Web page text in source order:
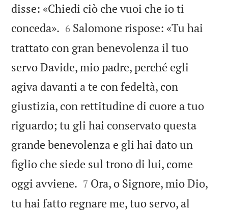
disse: «Chiedi ciò che vuoi che io ti
conceda». 

6 Salomone rispose: «Tu hai
trattato con gran benevolenza il tuo
servo Davide, mio padre, perché egli
agiva davanti a te con fedeltà, con
giustizia, con rettitudine di cuore a tuo
riguardo; tu gli hai conservato questa
grande benevolenza e gli hai dato un
figlio che siede sul trono di lui, come
oggi avviene. 

7 Ora, o Signore, mio Dio,
tu hai fatto regnare me, tuo servo, al